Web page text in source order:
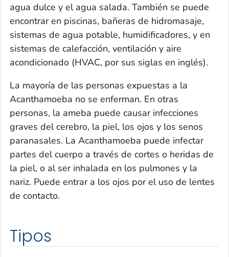
agua dulce y el agua salada. También se puede
encontrar en piscinas, bañeras de hidromasaje,
sistemas de agua potable, humidificadores, y en
sistemas de calefacción, ventilación y aire
acondicionado (HVAC, por sus siglas en inglés).
La mayoría de las personas expuestas a la
Acanthamoeba no se enferman. En otras
personas, la ameba puede causar infecciones
graves del cerebro, la piel, los ojos y los senos
paranasales. La Acanthamoeba puede infectar
partes del cuerpo a través de cortes o heridas de
la piel, o al ser inhalada en los pulmones y la
nariz. Puede entrar a los ojos por el uso de lentes
de contacto.
Tipos